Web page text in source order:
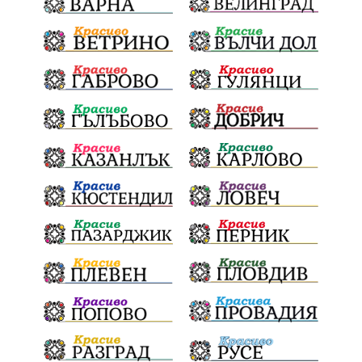
убийство археология замърсяване
Издирване заплахи Хераклея Синтика
обществена поръчка Украйна Измама Е79
престъпление Георги Динев Великден 2025
почит Актуално История
Конституционен съд ВиК Стефан Апостолов
Радослав Ревански пострадали МРРБ
ИвелинМихайлов АнгелинаПопова
Социална политика партия "Мафия" Съд
Сигурност Училища Доброволци